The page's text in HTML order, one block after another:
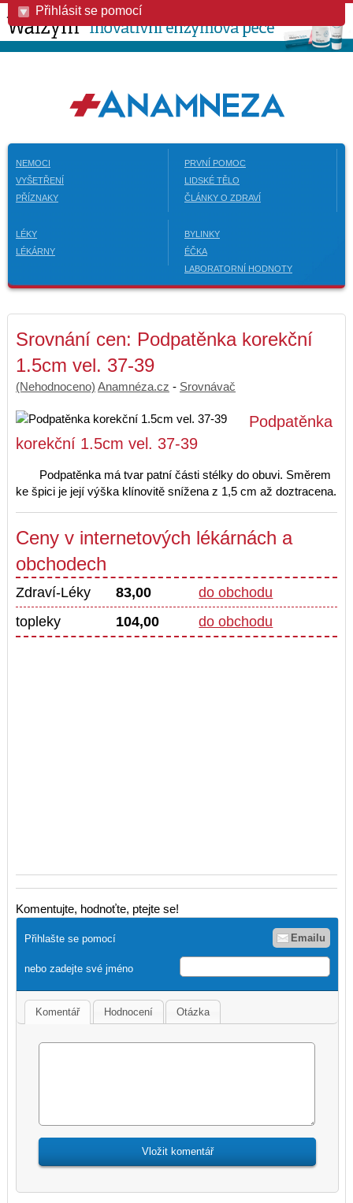
Přihlásit se pomocí
NEMOCI
VYŠETŘENÍ
PŘÍZNAKY
PRVNÍ POMOC
LIDSKÉ TĚLO
ČLÁNKY O ZDRAVÍ
LÉKY
LÉKÁRNY
BYLINKY
ÉČKA
LABORATORNÍ HODNOTY
Srovnání cen: Podpatěnka korekční
1.5cm vel. 37-39
(Nehodnoceno) Anamnéza.cz - Srovnávač
Podpatěnka
korekční 1.5cm vel. 37-39
Podpatěnka má tvar patní části stélky do obuvi. Směrem
ke špici je její výška klínovitě snížena z 1,5 cm až doztracena.
Ceny v internetových lékárnách a
obchodech
Zdraví-Léky 83,00
do obchodu
topleky
104,00 do obchodu
Komentujte, hodnoťte, ptejte se!
Přihlašte se pomocí Emailu
nebo zadejte své jméno
Komentář Hodnocení Otázka